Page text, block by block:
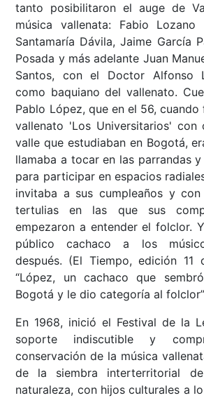
tanto posibilitaron el auge de
música vallenata: Fabio Lozano
Santamaría Dávila, Jaime García
Posada y más adelante Juan
Santos, con el Doctor Alfonso
como baquiano del vallenato.
Pablo López, que en el 56,
vallenato 'Los Universitarios' con
valle que estudiaban en Bogotá,
llamaba a tocar en las parrandas
para participar en espacios
invitaba a sus cumpleaños y
tertulias en las que sus
empezaron a entender el folclor.
público cachaco a los
después. (El Tiempo, edición 11
“López, un cachaco que
Bogotá y le dio categoría al
En 1968, inició el Festival de la
soporte indiscutible y
conservación de la música
de la siembra interterritorial
naturaleza, con hijos culturales a